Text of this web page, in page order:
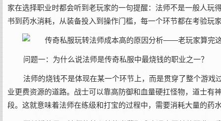
家在选择职业时都会听到老玩家的一句提醒：‌法师不是一般人
书到药水消耗，从装备投入到操作门槛，每一个环节都在考验玩
问题一：为什么说法师是传奇私服中最烧钱的职业之一？
法师的烧钱不是体现在某一个环节上，而是贯穿了整个游
业更费资源的道路。战士可以靠高防御和血量硬扛怪物，道士
段。这就意味着法师在练级和打宝的过程中，需要消耗大量的药